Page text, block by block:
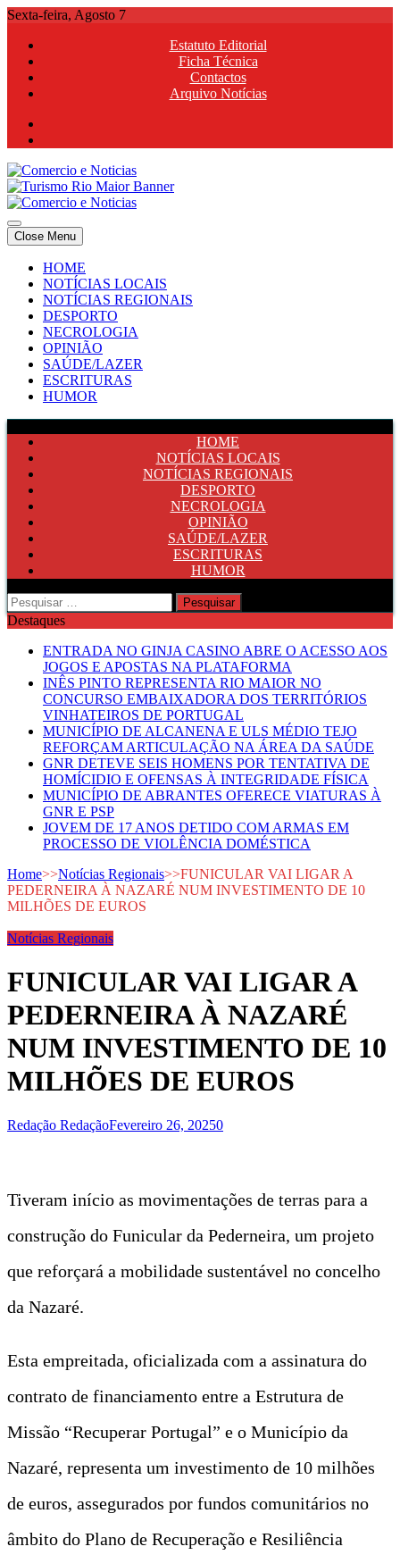
Skip
content
Sexta-feira, Agosto 7
Estatuto Editorial
Ficha Técnica
Contactos
Arquivo Notícias
Comercio e Noticias
Notícias e Publicidade Online
Comercio e Noticias
Notícias e Publicidade Online
Close Menu
HOME
NOTÍCIAS LOCAIS
NOTÍCIAS REGIONAIS
DESPORTO
NECROLOGIA
OPINIÃO
SAÚDE/LAZER
ESCRITURAS
HUMOR
HOME
NOTÍCIAS LOCAIS
NOTÍCIAS REGIONAIS
DESPORTO
NECROLOGIA
OPINIÃO
SAÚDE/LAZER
ESCRITURAS
HUMOR
Pesquisar
por:
Destaques
ENTRADA NO GINJA CASINO ABRE O ACESSO AOS
JOGOS E APOSTAS NA PLATAFORMA
INÊS PINTO REPRESENTA RIO MAIOR NO
CONCURSO EMBAIXADORA DOS TERRITÓRIOS
VINHATEIROS DE PORTUGAL
MUNICÍPIO DE ALCANENA E ULS MÉDIO TEJO
REFORÇAM ARTICULAÇÃO NA ÁREA DA SAÚDE
GNR DETEVE SEIS HOMENS POR TENTATIVA DE
HOMÍCIDIO E OFENSAS À INTEGRIDADE FÍSICA
MUNICÍPIO DE ABRANTES OFERECE VIATURAS À
GNR E PSP
JOVEM DE 17 ANOS DETIDO COM ARMAS EM
PROCESSO DE VIOLÊNCIA DOMÉSTICA
Home>>Notícias Regionais>>FUNICULAR VAI LIGAR A
PEDERNEIRA À NAZARÉ NUM INVESTIMENTO DE 10
MILHÕES DE EUROS
Notícias Regionais
FUNICULAR VAI LIGAR A
PEDERNEIRA À NAZARÉ
NUM INVESTIMENTO DE 10
MILHÕES DE EUROS
Redação RedaçãoFevereiro 26, 20250
Tiveram início as movimentações de terras para a
construção do Funicular da Pederneira, um projeto
que reforçará a mobilidade sustentável no concelho
da Nazaré.
Esta empreitada, oficializada com a assinatura do
contrato de financiamento entre a Estrutura de
Missão “Recuperar Portugal” e o Município da
Nazaré, representa um investimento de 10 milhões
de euros, assegurados por fundos comunitários no
âmbito do Plano de Recuperação e Resiliência